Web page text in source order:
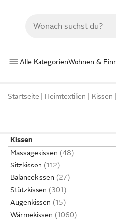
Alle KategorienWohnen &
Startseite Heimtextilien Kissen
Kissen
Massagekissen
Sitzkissen
Balancekissen
Stützkissen
Augenkissen
Wärmekissen